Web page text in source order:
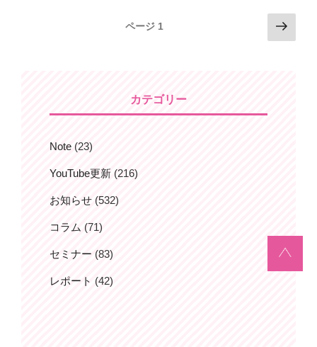
ページ 1
次
の
カテゴリー
Note (23)
YouTube更新 (216)
お知らせ (532)
コラム (71)
セミナー (83)
レポート (42)